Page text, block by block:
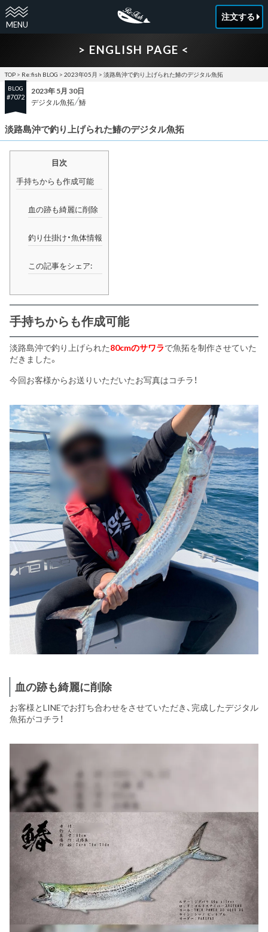
注文する
> ENGLISH PAGE <
TOP > Re:fish BLOG > 2023年05月 > 淡路島沖で釣り上げられた鰆のデジタル魚拓
BLOG
#7072
2023年 5月 30日
デジタル魚拓 鰆
淡路島沖で釣り上げられた鰆のデジタル魚拓
目次
手持ちからも作成可能
血の跡も綺麗に削除
釣り仕掛け・魚体情報
この記事をシェア:
手持ちからも作成可能
淡路島沖で釣り上げられた80cmのサワラで魚拓を制作させていた
だきました。
今回お客様からお送りいただいたお写真はコチラ！
血の跡も綺麗に削除
お客様とLINEでお打ち合わせをさせていただき、完成したデジタル
魚拓がコチラ！